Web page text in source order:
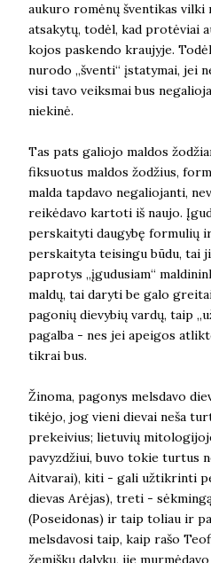
aukuro romėnų šventikas vilki
atsakytų, todėl, kad protėviai
kojos paskendo kraujyje. Todėl
nurodo „šventi“ įstatymai, jei
visi tavo veiksmai bus
niekinė.
Tas pats galiojo maldos
fiksuotus maldos žodžius,
malda tapdavo negaliojanti,
reikėdavo kartoti iš naujo.
perskaityti daugybę formulių
perskaityta teisingu būdu, tai
paprotys „įgudusiam“
maldų, tai daryti be galo
pagonių dievybių vardų, taip
pagalba - nes jei apeigos
tikrai bus.
Žinoma, pagonys melsdavo
tikėjo, jog vieni dievai neša
prekeivius; lietuvių
pavyzdžiui, buvo tokie turtus
Aitvarai), kiti - gali užtikrinti
dievas Arėjas), treti -
(Poseidonas) ir taip toliau ir
melsdavosi taip, kaip rašo
žemiškų dalykų, jie